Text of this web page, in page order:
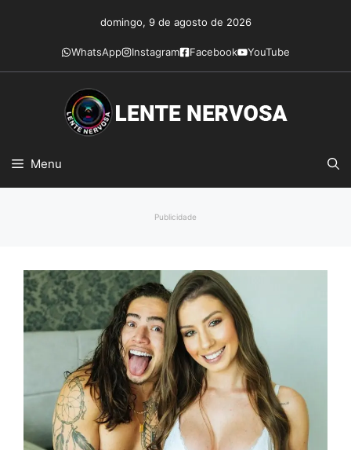
conteúdo
domingo, 9 de agosto de 2026
WhatsApp Instagram Facebook YouTube
Menu
Publicidade